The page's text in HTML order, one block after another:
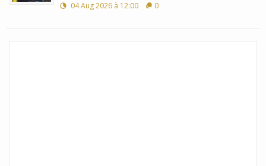
04 Aug 2026 à 12:00 0